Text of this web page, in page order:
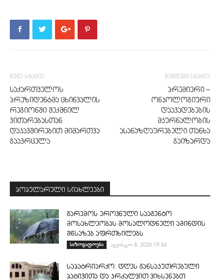
წინა სტატია
საქართველოს
პრეზიდენტმა ცხინვალის
რეგიონში შექმნილ
ვითარებასთან
დაკავშირებით მიმართვა
გაავრცელა
შემდეგი სტატია
პრემიერი –
ონკოლოგიური
დაავადებების
მკურნალობის
ასანაზღაურებელი თანხა
გაიზარდა
პოპულარული სიახლეები
გარემოს ეროვნული სააგენტო
მოსახლეობას მოსალოდნელი ამინდის
შწსაზებ აფრთხილებს
საზოგადოება აგვისტო 8, 2026 19:34
საპატრიარქო: დღეს განსაკუთრებული
პატივითა და კრძალვით ვიხსენებთ